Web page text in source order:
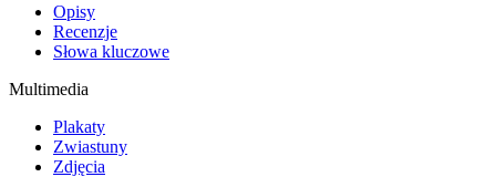
Opisy
Recenzje
Słowa kluczowe
Multimedia
Plakaty
Zwiastuny
Zdjęcia